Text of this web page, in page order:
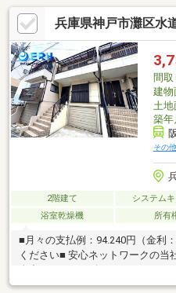
ンスが良好。室内はデザイン性
細は【インフィニティエステート
報も随時ご紹介可能です。
兵庫県神戸市灘区水
間取
建物
土地
築年
その
2階建て システム
浴室乾燥機
所有
■月々の支払例：94.240円（金利
ください■ 安心ネットワークの当社にお任せください！お客様を
新設・トイレ新設・屋根塗装・2